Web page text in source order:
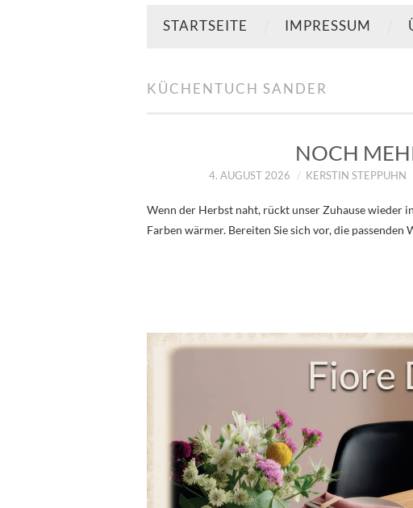
STARTSEITE IMPRESSUM
KÜCHENTUCH SANDER
NOCH
4. AUGUST 2026 KERSTIN STEPPUHN
Wenn der Herbst naht, rückt unser Zuhause wieder
Farben wärmer. Bereiten Sie sich vor, die passenden